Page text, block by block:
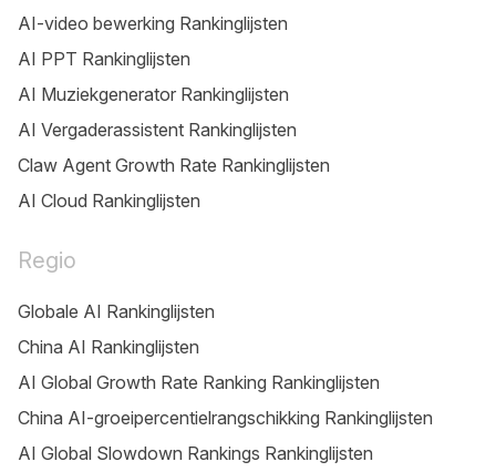
AI-video bewerking Rankinglijsten
AI PPT Rankinglijsten
AI Muziekgenerator Rankinglijsten
AI Vergaderassistent Rankinglijsten
Claw Agent Growth Rate Rankinglijsten
AI Cloud Rankinglijsten
Regio
Globale AI Rankinglijsten
China AI Rankinglijsten
AI Global Growth Rate Ranking Rankinglijsten
China AI-groeipercentielrangschikking Rankinglijsten
AI Global Slowdown Rankings Rankinglijsten